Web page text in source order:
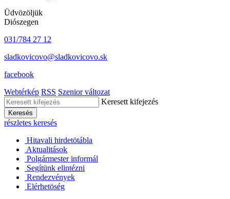
Üdvözöljük
Diószegen
031/784 27 12
sladkovicovo@sladkovicovo.sk
facebook
Webtérkép RSS Szenior változat
Keresett kifejezés
Keresés
részletes keresés
Hitavali hirdetötábla
Aktualitások
Polgármester informál
Segítünk elintézni
Rendezvények
Elérhetöség